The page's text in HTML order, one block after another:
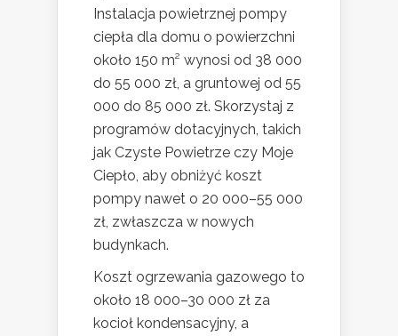
Instalacja powietrznej pompy
ciepła dla domu o powierzchni
około 150 m² wynosi od 38 000
do 55 000 zł, a gruntowej od 55
000 do 85 000 zł. Skorzystaj z
programów dotacyjnych, takich
jak Czyste Powietrze czy Moje
Ciepło, aby obniżyć koszt
pompy nawet o 20 000–55 000
zł, zwłaszcza w nowych
budynkach.
Koszt ogrzewania gazowego to
około 18 000–30 000 zł za
kocioł kondensacyjny, a